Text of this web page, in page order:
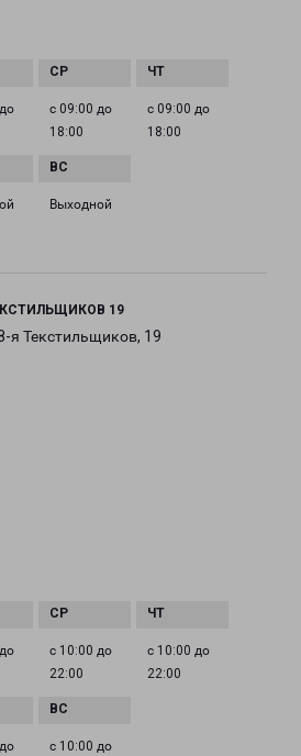
с 09:00 до
18:00
с 09:00 до
18:00
Выходной
19
я Текстильщиков, 19
с 10:00 до
22:00
с 10:00 до
22:00
с 10:00 до